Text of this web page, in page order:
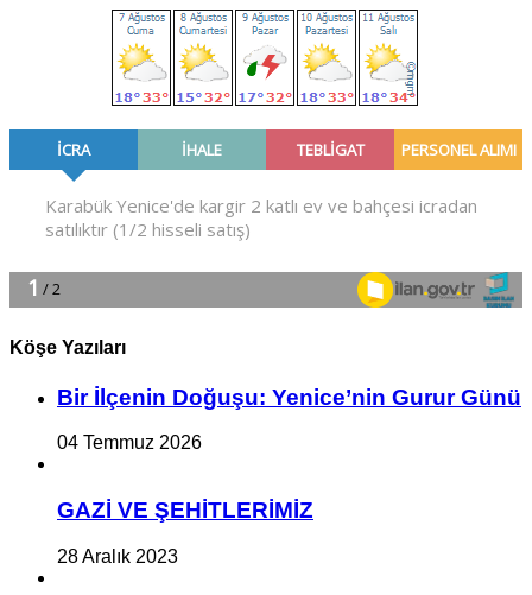
Köşe Yazıları
Bir İlçe­nin Do­ğu­şu: Ye­ni­ce’nin Gurur Günü
04 Temmuz 2026
GAZİ VE ŞEHİTLERİMİZ
28 Aralık 2023